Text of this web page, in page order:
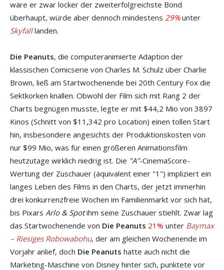
wäre er zwar locker der zweiterfolgreichste Bond
überhaupt, würde aber dennoch mindestens 29%unter
Skyfalllanden.
Die Peanuts, die computeranimierte Adaption der
klassischen Comicserie von Charles M. Schulz über Charlie
Brown, ließ am Startwochenende bei 20th Century Fox die
Sektkorken knallen. Obwohl der Film sich mit Rang 2 der
Charts begnügen musste, legte er mit $44,2 Mio von 3897
Kinos (Schnitt von $11,342 pro Location) einen tollen Start
hin, insbesondere angesichts der Produktionskosten von
nur $99 Mio, was für einen größeren Animationsfilm
heutzutage wirklich niedrig ist. Die "A"-CinemaScore-
Wertung der Zuschauer (äquivalent einer "1") impliziert ein
langes Leben des Films in den Charts, der jetzt immerhin
drei konkurrenzfreie Wochen im Familienmarkt vor sich hat,
bis Pixars Arlo & Spotihm seine Zuschauer stiehlt. Zwar lag
das Startwochenende von Die Peanuts 21% unter Baymax
– Riesiges Robowabohu, der am gleichen Wochenende im
Vorjahr anlief, doch Die Peanuts hatte auch nicht die
Marketing-Maschine von Disney hinter sich, punktete vor